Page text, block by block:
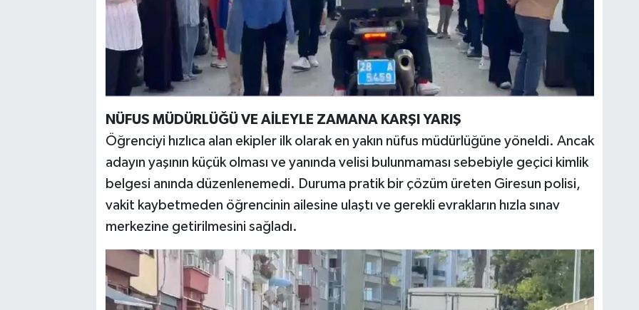
NÜFUS MÜDÜRLÜĞÜ VE AİLEYLE ZAMANA KARŞI YARIŞ
Öğrenciyi hızlıca alan ekipler ilk olarak en yakın nüfus müdürlüğüne yöneldi. Ancak
adayın yaşının küçük olması ve yanında velisi bulunmaması sebebiyle geçici kimlik
belgesi anında düzenlenemedi. Duruma pratik bir çözüm üreten Giresun polisi,
vakit kaybetmeden öğrencinin ailesine ulaştı ve gerekli evrakların hızla sınav
merkezine getirilmesini sağladı.